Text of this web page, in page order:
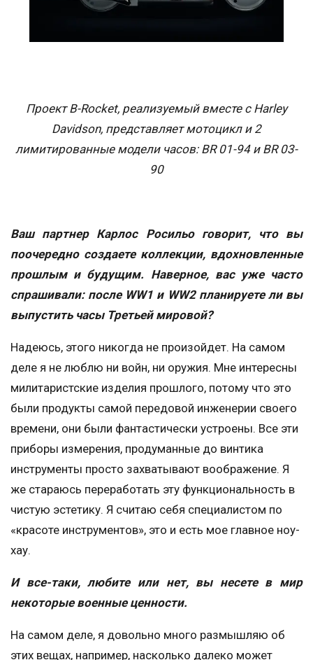
Проект B-Rocket, реализуемый вместе с Harley
Davidson, представляет мотоцикл и 2
лимитированные модели часов: BR 01-94 и BR 03-
90
Ваш партнер Карлос Росильо говорит, что вы
поочередно создаете коллекции, вдохновленные
прошлым и будущим. Наверное, вас уже часто
спрашивали: после WW1 и WW2 планируете ли вы
выпустить часы Третьей мировой?
Надеюсь, этого никогда не произойдет. На самом
деле я не люблю ни войн, ни оружия. Мне интересны
милитаристские изделия прошлого, потому что это
были продукты самой передовой инженерии своего
времени, они были фантастически устроены. Все эти
приборы измерения, продуманные до винтика
инструменты просто захватывают воображение. Я
же стараюсь переработать эту функциональность в
чистую эстетику. Я считаю себя специалистом по
«красоте инструментов», это и есть мое главное ноу-
хау.
И все-таки, любите или нет, вы несете в мир
некоторые военные ценности.
На самом деле, я довольно много размышляю об
этих вещах, например, насколько далеко может